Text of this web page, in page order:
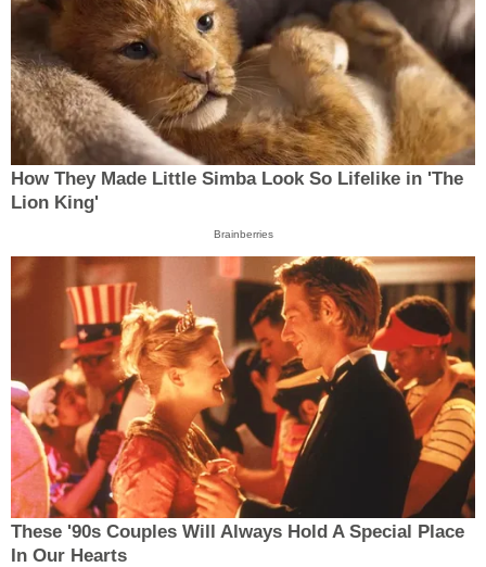
How They Made Little Simba Look So Lifelike in 'The
Lion King'
Brainberries
These '90s Couples Will Always Hold A Special Place
In Our Hearts